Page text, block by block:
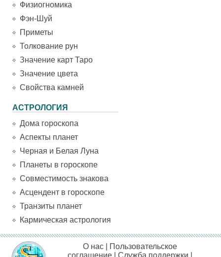
Физиогномика
Фэн-Шуй
Приметы
Толкование рун
Значение карт Таро
Значение цвета
Свойства камней
АСТРОЛОГИЯ
Дома гороскопа
Аспекты планет
Черная и Белая Луна
Планеты в гороскопе
Совместимость знакова
Асцендент в гороскопе
Транзиты планет
Кармическая астрология
О нас
Пользовательское
соглашение |Служба поддержки